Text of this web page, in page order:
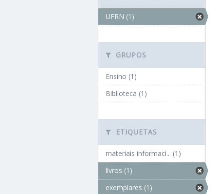
UFRN (1)
GRUPOS
Ensino (1)
Biblioteca (1)
ETIQUETAS
materiais informaci... (1)
livros (1)
exemplares (1)